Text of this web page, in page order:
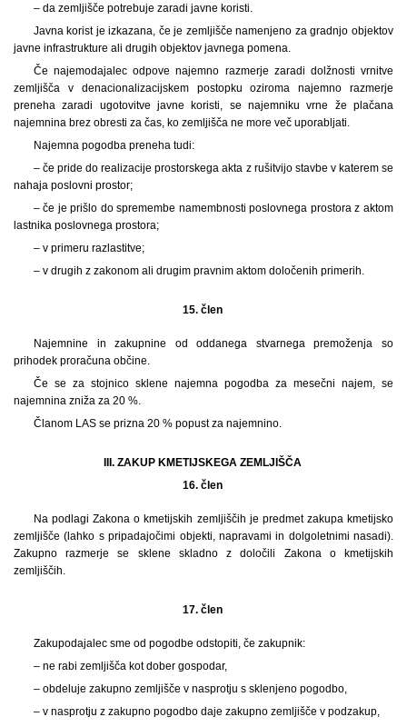
– da zemljišče potrebuje zaradi javne koristi.
Javna korist je izkazana, če je zemljišče namenjeno za gradnjo objektov
javne infrastrukture ali drugih objektov javnega pomena.
Če najemodajalec odpove najemno razmerje zaradi dolžnosti vrnitve
zemljišča v denacionalizacijskem postopku oziroma najemno razmerje
preneha zaradi ugotovitve javne koristi, se najemniku vrne že plačana
najemnina brez obresti za čas, ko zemljišča ne more več uporabljati.
Najemna pogodba preneha tudi:
– če pride do realizacije prostorskega akta z rušitvijo stavbe v katerem se
nahaja poslovni prostor;
– če je prišlo do spremembe namembnosti poslovnega prostora z aktom
lastnika poslovnega prostora;
– v primeru razlastitve;
– v drugih z zakonom ali drugim pravnim aktom določenih primerih.
15. člen
Najemnine in zakupnine od oddanega stvarnega premoženja so
prihodek proračuna občine.
Če se za stojnico sklene najemna pogodba za mesečni najem, se
najemnina zniža za 20 %.
Članom LAS se prizna 20 % popust za najemnino.
III. ZAKUP KMETIJSKEGA ZEMLJIŠČA
16. člen
Na podlagi Zakona o kmetijskih zemljiščih je predmet zakupa kmetijsko
zemljišče (lahko s pripadajočimi objekti, napravami in dolgoletnimi nasadi).
Zakupno razmerje se sklene skladno z določili Zakona o kmetijskih
zemljiščih.
17. člen
Zakupodajalec sme od pogodbe odstopiti, če zakupnik:
– ne rabi zemljišča kot dober gospodar,
– obdeluje zakupno zemljišče v nasprotju s sklenjeno pogodbo,
– v nasprotju z zakupno pogodbo daje zakupno zemljišče v podzakup,